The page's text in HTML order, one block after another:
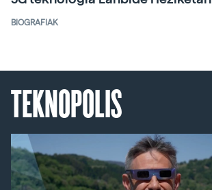
BIOGRAFIAK
TEKNOPOLIS